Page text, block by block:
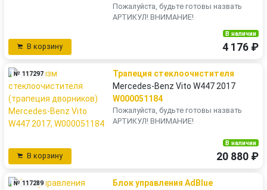
Пожалуйста, будьте готовы назвать
АРТИКУЛ! ВНИМАНИЕ!
В корзину
В наличии
4 176 ₽
№ 117297
Трапеция стеклоочистителя
Mercedes-Benz Vito W447 2017
W000051184
Пожалуйста, будьте готовы назвать
АРТИКУЛ! ВНИМАНИЕ!
В корзину
В наличии
20 880 ₽
№ 117289
Блок управления AdBlue